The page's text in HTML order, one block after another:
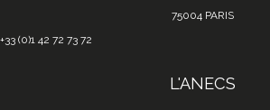
75004 PARIS
+33 (0)1 42 72 73 72
L'ANECS